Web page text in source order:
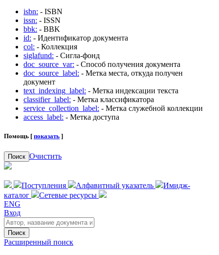
isbn: - ISBN
issn: - ISSN
bbk: - BBK
id: - Идентификатор документа
col: - Коллекция
siglafund: - Сигла-фонд
doc_source_var: - Способ получения документа
doc_source_label: - Метка места, откуда получен
документ
text_indexing_label: - Метка индексации текста
classifier_label: - Метка классификатора
service_collection_label: - Метка служебной коллекции
access_label: - Метка доступа
Помощь [ показать ]
Поиск Очистить
Поступления Алфавитный указатель
Имидж-
каталог
Сетевые ресурсы
ENG
Вход
Поиск
Расширенный поиск